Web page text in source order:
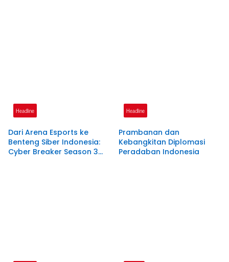
Headline
Dari Arena Esports ke
Benteng Siber Indonesia:
Cyber Breaker Season 3
Headline
Prambanan dan
Kebangkitan Diplomasi
Peradaban Indonesia